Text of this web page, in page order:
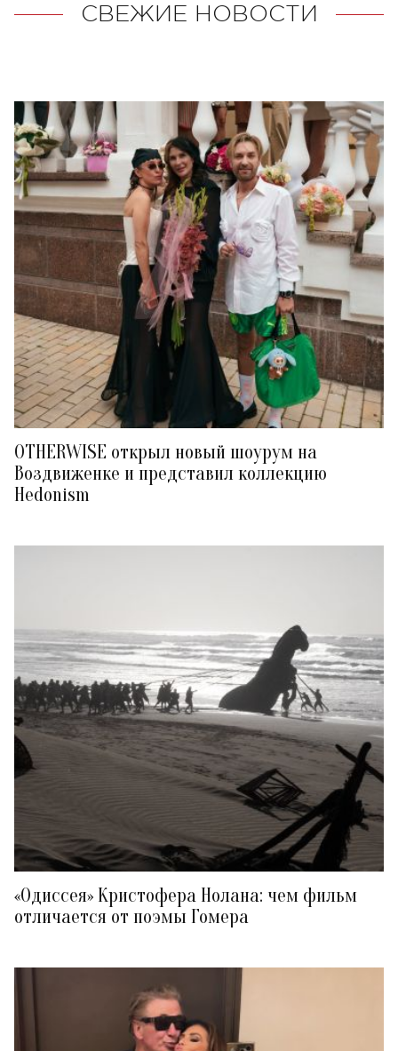
СВЕЖИЕ НОВОСТИ
OTHERWISE открыл новый шоурум на
Воздвиженке и представил коллекцию
Hedonism
«Одиссея» Кристофера Нолана: чем фильм
отличается от поэмы Гомера